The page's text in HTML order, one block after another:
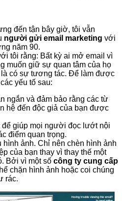
đến tận bây giờ, tôi vẫn
người gửi email marketing với
năm 90.
tôi rằng: Bất kỳ ai mở email vì
muốn giữ sự quan tâm của họ
là có sự tương tác. Để làm được
yếu tố sau:
ngắn và đảm bảo rằng các từ
hệ đến độc giả của bạn được
để giúp mọi người đọc lướt nội
điểm quan trọng.
hình ảnh. Chỉ nên chèn hình ảnh
của bạn thay vì thay thế một
Bởi vì một số công ty cung cấp
chặn hình ảnh hoặc coi chúng
rác.